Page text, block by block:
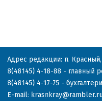
Адрес редакции: п.
8(48145) 4-18-88 - главный
8(48145) 4-17-75 -
E-mail: krasnkray@rambler.ru